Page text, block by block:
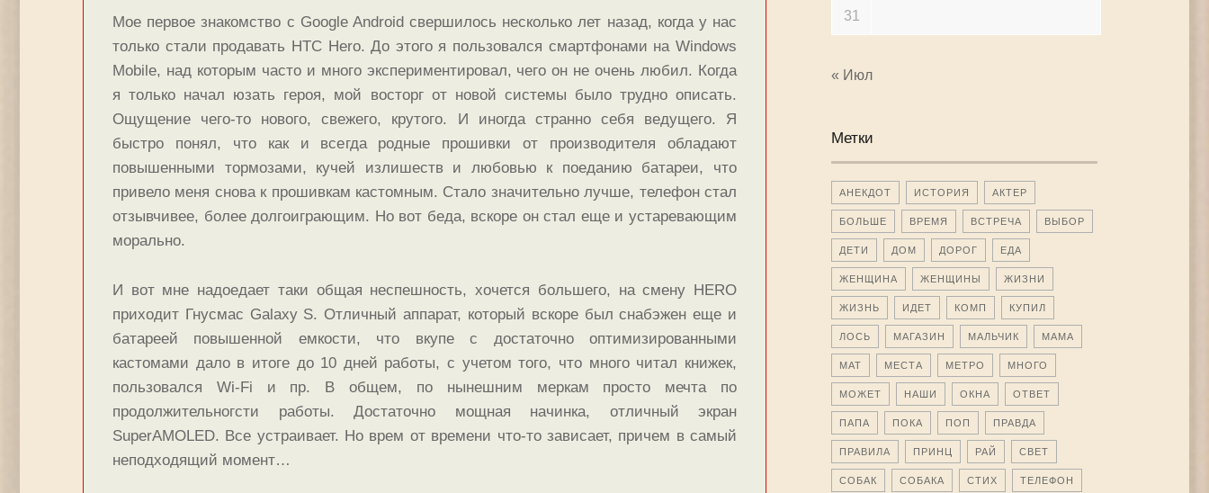
Мое первое знакомство с Google Android свершилось несколько лет назад, когда у нас
только стали продавать HTC Hero. До этого я пользовался смартфонами на Windows
Mobile, над которым часто и много экспериментировал, чего он не очень любил. Когда
я только начал юзать героя, мой восторг от новой системы было трудно описать.
Ощущение чего-то нового, свежего, крутого. И иногда странно себя ведущего. Я
быстро понял, что как и всегда родные прошивки от производителя обладают
повышенными тормозами, кучей излишеств и любовью к поеданию батареи, что
привело меня снова к прошивкам кастомным. Стало значительно лучше, телефон стал
отзывчивее, более долгоиграющим. Но вот беда, вскоре он стал еще и устаревающим
морально.
И вот мне надоедает таки общая неспешность, хочется большего, на смену HERO
приходит Гнусмас Galaxy S. Отличный аппарат, который вскоре был снабэжен еще и
батареей повышенной емкости, что вкупе с достаточно оптимизированными
кастомами дало в итоге до 10 дней работы, с учетом того, что много читал книжек,
пользовался Wi-Fi и пр. В общем, по нынешним меркам просто мечта по
продолжительногсти работы. Достаточно мощная начинка, отличный экран
SuperAMOLED. Все устраивает. Но врем от времени что-то зависает, причем в самый
неподходящий момент…
31
« Июл
Метки
АНЕКДОТ ИСТОРИЯ АКТЕР
БОЛЬШЕ ВРЕМЯ ВСТРЕЧА ВЫБОР
ДЕТИ ДОМ ДОРОГ ЕДА
ЖЕНЩИНА ЖЕНЩИНЫ ЖИЗНИ
ЖИЗНЬ ИДЕТ КОМП КУПИЛ
ЛОСЬ МАГАЗИН МАЛЬЧИК МАМА
МАТ МЕСТА МЕТРО МНОГО
МОЖЕТ НАШИ ОКНА ОТВЕТ
ПАПА ПОКА ПОП ПРАВДА
ПРАВИЛА ПРИНЦ РАЙ СВЕТ
СОБАК СОБАКА СТИХ ТЕЛЕФОН